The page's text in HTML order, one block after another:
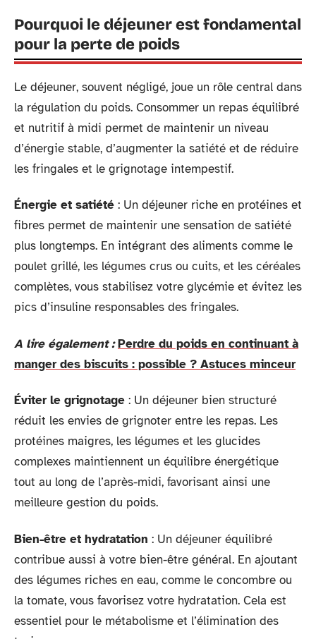
Pourquoi le déjeuner est fondamental
pour la perte de poids
Le déjeuner, souvent négligé, joue un rôle central dans
la régulation du poids. Consommer un repas équilibré
et nutritif à midi permet de maintenir un niveau
d’énergie stable, d’augmenter la satiété et de réduire
les fringales et le grignotage intempestif.
Énergie et satiété : Un déjeuner riche en protéines et
fibres permet de maintenir une sensation de satiété
plus longtemps. En intégrant des aliments comme le
poulet grillé, les légumes crus ou cuits, et les céréales
complètes, vous stabilisez votre glycémie et évitez les
pics d’insuline responsables des fringales.
A lire également : Perdre du poids en continuant à
manger des biscuits : possible ? Astuces minceur
Éviter le grignotage : Un déjeuner bien structuré
réduit les envies de grignoter entre les repas. Les
protéines maigres, les légumes et les glucides
complexes maintiennent un équilibre énergétique
tout au long de l’après-midi, favorisant ainsi une
meilleure gestion du poids.
Bien-être et hydratation : Un déjeuner équilibré
contribue aussi à votre bien-être général. En ajoutant
des légumes riches en eau, comme le concombre ou
la tomate, vous favorisez votre hydratation. Cela est
essentiel pour le métabolisme et l’élimination des